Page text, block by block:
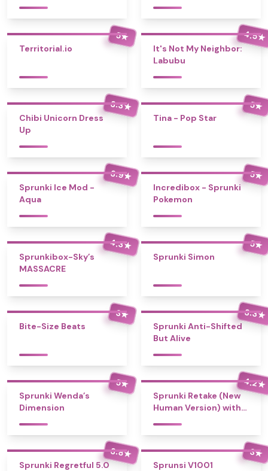
5★
Territorial.io
4.5★
It's Not My Neighbor:
Labubu
3.3★
Chibi Unicorn Dress
Up
5★
Tina - Pop Star
3.9★
Sprunki Ice Mod -
Aqua
5★
Incredibox - Sprunki
Pokemon
4.3★
Sprunkibox-Sky’s
MASSACRE
5★
Sprunki Simon
3★
Bite-Size Beats
3.3★
Sprunki Anti-Shifted
But Alive
5★
Sprunki Wenda’s
Dimension
4.2★
Sprunki Retake (New
Human Version) with
3.8★
Sprunki Regretful 5.0
3★
Sprunsi V1001